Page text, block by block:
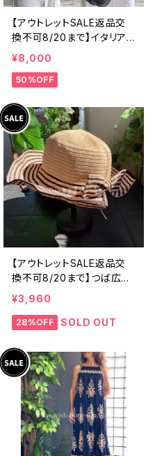
【アウトレットSALE返品交
換不可8/20まで】イタリア
製 CASADEILUCA ITALY
｜前フリル＆BIGフリルトッ
プス /ブラック
¥8,000
50%OFF
【アウトレットSALE返品交
換不可8/20まで】つば広サ
マーハット・通気性・軽量 ワ
イヤー入りハット ボーダー
＆BIGリボン・女優帽 UV/紫
帽子【ベージュ】
¥3,960
28%OFF SOLD OUT